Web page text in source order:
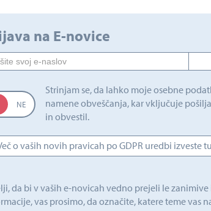
na E-novice
Strinjam se, da lahko moje osebne
namene obveščanja, kar vključuje
in obvestil.
o vaših novih pravicah po GDPR uredbi izveste
da bi v vaših e-novicah vedno prejeli le
vas prosimo, da označite, katere teme vas